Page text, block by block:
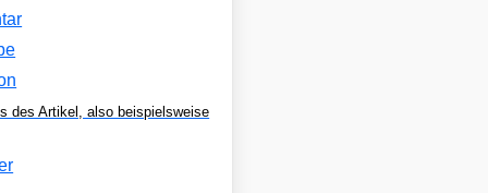
des Artikel, also beispielsweise